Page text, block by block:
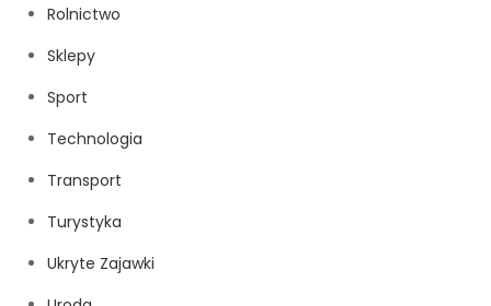
Rolnictwo
Sklepy
Sport
Technologia
Transport
Turystyka
Ukryte Zajawki